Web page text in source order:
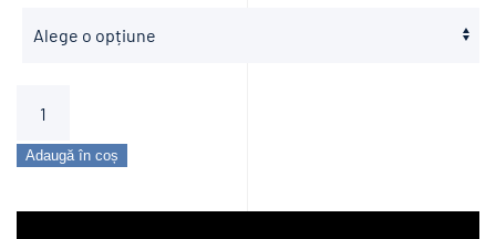
Pompă
deAdaugă în coș